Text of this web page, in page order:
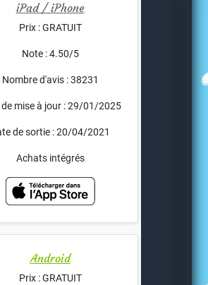
iPad / iPhone
Prix : GRATUIT
Note : 4.50/5
Nombre d'avis : 38231
de mise à jour : 29/01/2025
de sortie : 20/04/2021
Achats intégrés
Android
Prix : GRATUIT